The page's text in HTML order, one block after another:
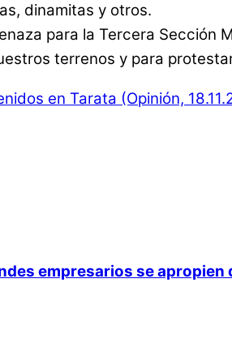
dinamitas y otros.
para la Tercera
terrenos y para
en Tarata (Opinión,
empresarios se